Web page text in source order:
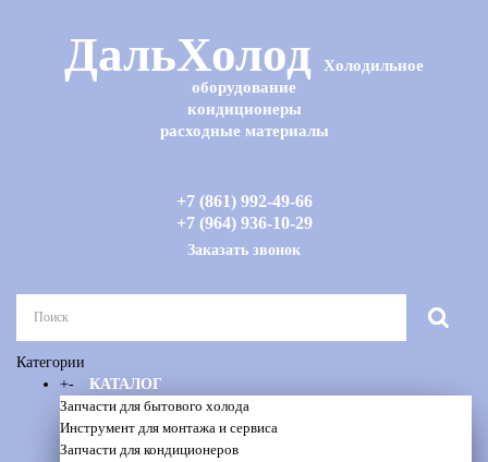
ДальХолод
Холодильное
оборудование
кондиционеры
расходные материалы
+7 (861) 992-49-66
+7 (964) 936-10-29
Заказать звонок
Категории
+-
КАТАЛОГ
Запчасти для бытового холода
Инструмент для монтажа и сервиса
Запчасти для кондиционеров